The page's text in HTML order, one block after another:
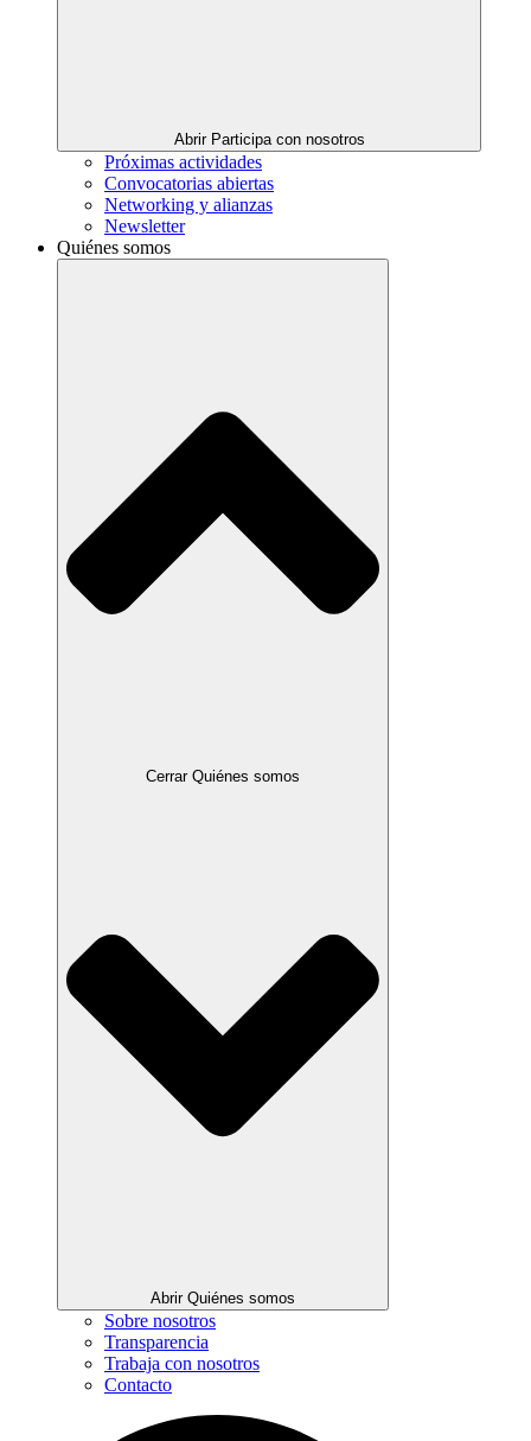
Abrir Participa con nosotros
Próximas actividades
Convocatorias abiertas
Networking y alianzas
Newsletter
Quiénes somos
Cerrar Quiénes somos
Abrir Quiénes somos
Sobre nosotros
Transparencia
Trabaja con nosotros
Contacto